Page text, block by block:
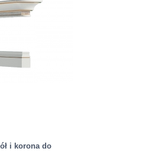
i korona do